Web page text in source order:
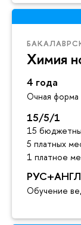
Химия
4 года
Очная форма
15/5/1
15
5 платных
1 платное
РУС+АНГЛ
Обучение